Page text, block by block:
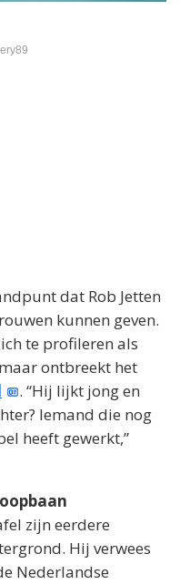
dat Rob Jetten
kunnen geven.
te profileren als
ontbreekt het
. “Hij lijkt jong en
Iemand die nog
heeft gewerkt,”
zijn eerdere
Hij verwees
Nederlandse